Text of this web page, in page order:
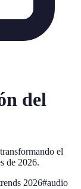
del
el
de 2026.
2026#audio